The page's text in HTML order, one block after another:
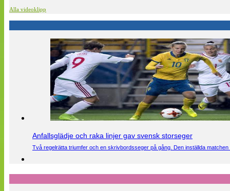
Alla videoklipp
Anfallsglädje och raka linjer gav svensk storseger
Två regelrätta triumfer och en skrivbordsseger på gång. Den inställda